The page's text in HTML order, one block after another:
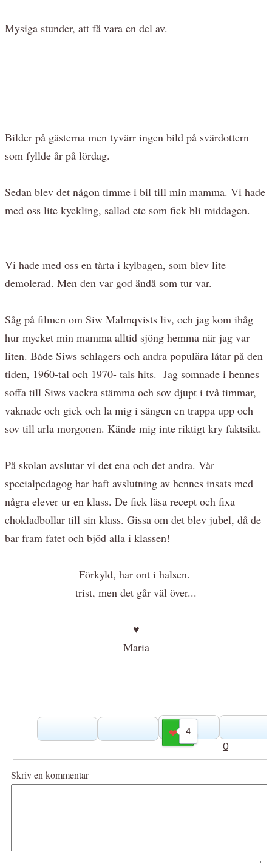
Mysiga stunder, att få vara en del av.
Bilder på gästerna men tyvärr ingen bild på svärdottern
som fyllde år på lördag.
Sedan blev det någon timme i bil till min mamma. Vi hade
med oss lite kyckling, sallad etc som fick bli middagen.
Vi hade med oss en tårta i kylbagen, som blev lite
demolerad. Men den var god ändå som tur var.
Såg på filmen om Siw Malmqvists liv, och jag kom ihåg
hur mycket min mamma alltid sjöng hemma när jag var
liten. Både Siws schlagers och andra populära låtar på den
tiden, 1960-tal och 1970- tals hits. Jag somnade i hennes
soffa till Siws vackra stämma och sov djupt i två timmar,
vaknade och gick och la mig i sängen en trappa upp och
sov till arla morgonen. Kände mig inte riktigt kry faktsikt.
På skolan avslutar vi det ena och det andra. Vår
specialpedagog har haft avslutning av hennes insats med
några elever ur en klass. De fick läsa recept och fixa
chokladbollar till sin klass. Gissa om det blev jubel, då de
bar fram fatet och bjöd alla i klassen!
Förkyld, har ont i halsen.
trist, men det går väl över...
♥
Maria
4
Gilla
0
Skriv en kommentar